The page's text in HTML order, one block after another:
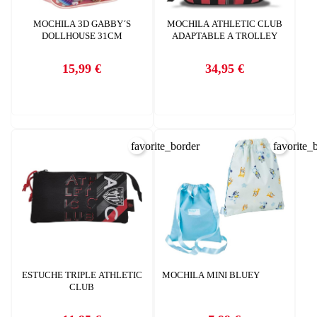
MOCHILA 3D GABBY´S
DOLLHOUSE 31CM
Precio
15,99 €
MOCHILA ATHLETIC CLUB
ADAPTABLE A TROLLEY
Precio
34,95 €
ESTUCHE TRIPLE ATHLETIC
CLUB
favorite_border
MOCHILA MINI BLUEY